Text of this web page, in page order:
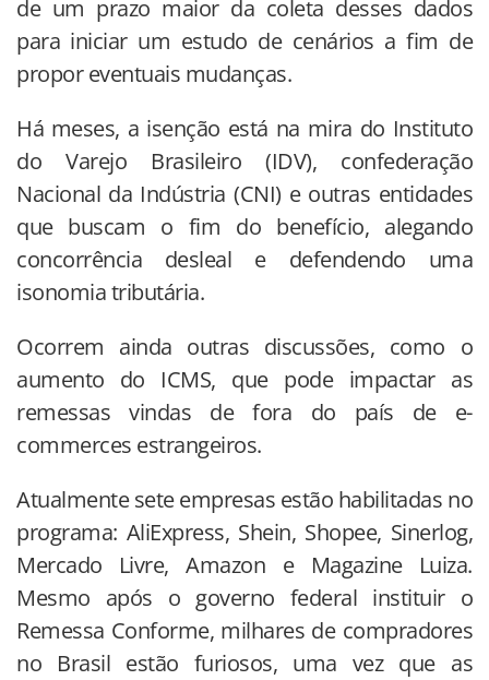
de um prazo maior da coleta desses dados
para iniciar um estudo de cenários a fim de
propor eventuais mudanças.
Há meses, a isenção está na mira do Instituto
do Varejo Brasileiro (IDV), confederação
Nacional da Indústria (CNI) e outras entidades
que buscam o fim do benefício, alegando
concorrência desleal e defendendo uma
isonomia tributária.
Ocorrem ainda outras discussões, como o
aumento do ICMS, que pode impactar as
remessas vindas de fora do país de e-
commerces estrangeiros.
Atualmente sete empresas estão habilitadas no
programa: AliExpress, Shein, Shopee, Sinerlog,
Mercado Livre, Amazon e Magazine Luiza.
Mesmo após o governo federal instituir o
Remessa Conforme, milhares de compradores
no Brasil estão furiosos, uma vez que as